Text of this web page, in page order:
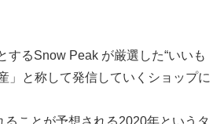
するSnow Peak が厳選した“いいも
」と称して発信していくショップに